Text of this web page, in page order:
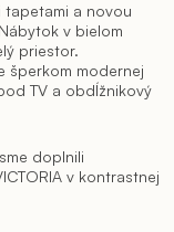
tapetami a novou
v bielom
priestor.
šperkom modernej
TV a obdĺžnikový
doplnili
v kontrastnej